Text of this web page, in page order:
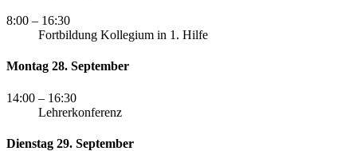
8:00 – 16:30
Fortbildung Kollegium in 1. Hilfe
Montag 28. September
14:00 – 16:30
Lehrerkonferenz
Dienstag 29. September